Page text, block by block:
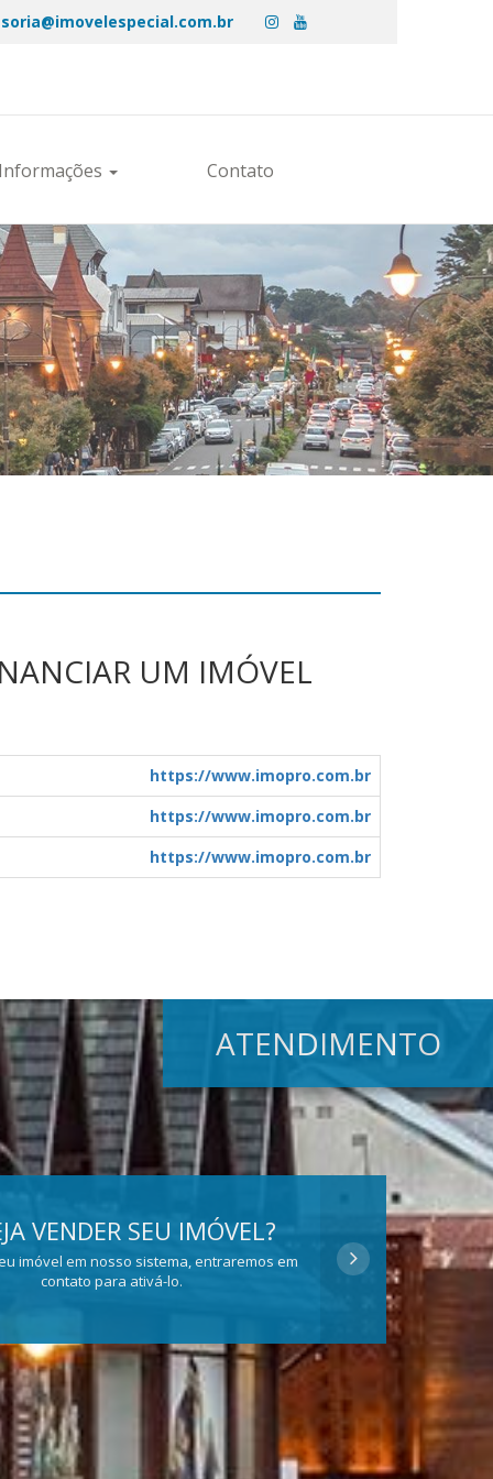
Contato
UM IMÓVEL
https://www.imopro.com.br
https://www.imopro.com.br
https://www.imopro.com.br
ATENDIMENTO
VENDER SEU IMÓVEL?
imóvel em nosso sistema, entraremos em
contato para ativá-lo.